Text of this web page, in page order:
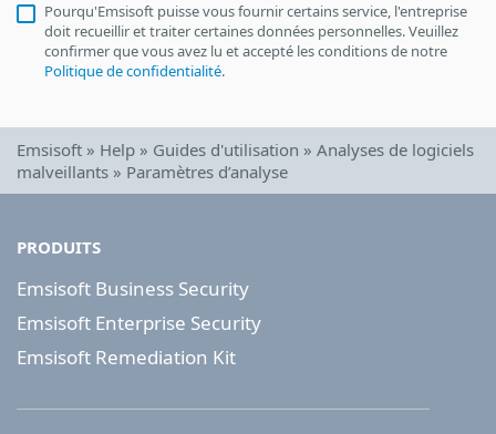
Pourqu'Emsisoft puisse vous fournir certains service, l'entreprise
doit recueillir et traiter certaines données personnelles. Veuillez
confirmer que vous avez lu et accepté les conditions de notre
Politique de confidentialité.
Emsisoft » Help » Guides d'utilisation » Analyses de logiciels
malveillants » Paramètres d’analyse
PRODUITS
Emsisoft Business Security
Emsisoft Enterprise Security
Emsisoft Remediation Kit